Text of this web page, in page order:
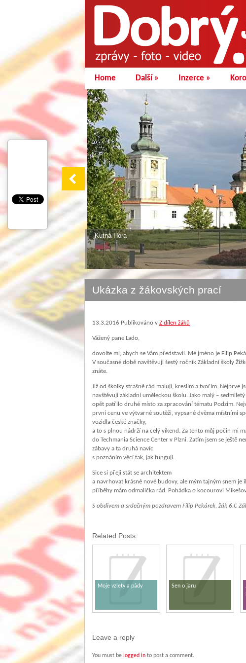
Home Další » Inzerce »
Kutná Hora
Ukázka z žákovských prací
13.3.2016 Publikováno v Z dílen žáků
Vážený pane Lado,
dovolte mi, abych se Vám představil. Mé jméno je Filip
V současné době navštěvuji šestý ročník Základní školy
znáte.
Již od školky strašně rád maluji, kreslím a tvořím.
navštěvuji základní uměleckou školu. Jako malý –
opět patřilo druhé místo za zpracování tématu Podzim.
první cenu ve výtvarné soutěži, vypsané dvěma místními
vozidla české značky,
a to s plnou nádrží na celý víkend. Za tento můj počin mi
do Techmania Science Center v Plzni. Zatím jsem se ještě
zábavy a ta druhá navíc
s poznáním věcí tak, jak fungují.
Sice si přeji stát se architektem
a navrhovat krásné nové budovy, ale mým tajným snem
příběhy mám odmalička rád. Pohádka o kocourovi
S obdivem a srdečným pozdravem Filip Pekárek, žák 6.C
Related Posts:
Moje vzlety a pády Sen o jaru
Leave a reply
You must be logged in to post a comment.